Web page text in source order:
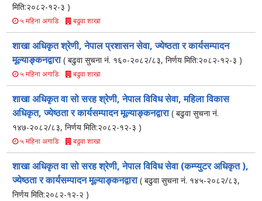
मिति:२०८२-१२-३ )
५ महिना अगाडि बढुवा शाखा
शाखा अधिकृत श्रेणी, नेपाल प्रशासन सेवा, ज्येष्ठता र कार्यसम्पादन
मूल्याङ्कनद्वारा( बढुवा सुचना नं. १६०-२०८२/८३, निर्णय मिति:२०८२-१२-३ )
५ महिना अगाडि बढुवा शाखा
शाखा अधिकृत वा सो सरह श्रेणी, नेपाल विविध सेवा, महिला विकास
अधिकृत, ज्येष्ठता र कार्यसम्पादन मूल्याङ्कनद्वारा( बढुवा सुचना नं.
१४७-२०८२/८३, निर्णय मिति:२०८२-१२-३ )
५ महिना अगाडि बढुवा शाखा
शाखा अधिकृत वा सो सरह श्रेणी, नेपाल विविध सेवा (कम्प्युटर अधिकृत ),
ज्येष्ठता र कार्यसम्पादन मूल्याङ्कनद्वारा( बढुवा सुचना नं. १४५-२०८२/८३,
निर्णय मिति:२०८२-१२-२ )